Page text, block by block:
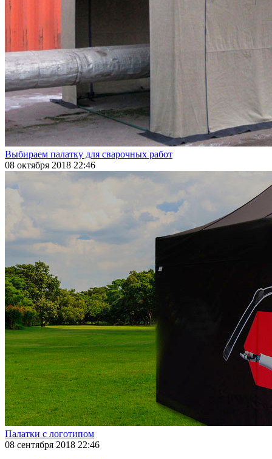
Выбираем палатку для сварочных работ
08 октября 2018 22:46
Палатки с логотипом
08 сентября 2018 22:46